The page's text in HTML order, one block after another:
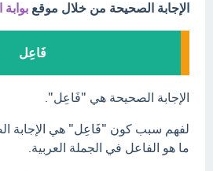
الإجابة الصحيحة من خلال موقع بوابة
فَاعِل
الإجابة الصحيحة هي "فَاعِل".
لفهم سبب كون "فَاعِل" هي الإجابة
ما هو الفاعل في الجملة العربية.